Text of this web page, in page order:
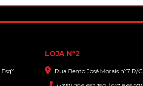
LOJA Nº2
Rua Bento José Morais nº7 R/C